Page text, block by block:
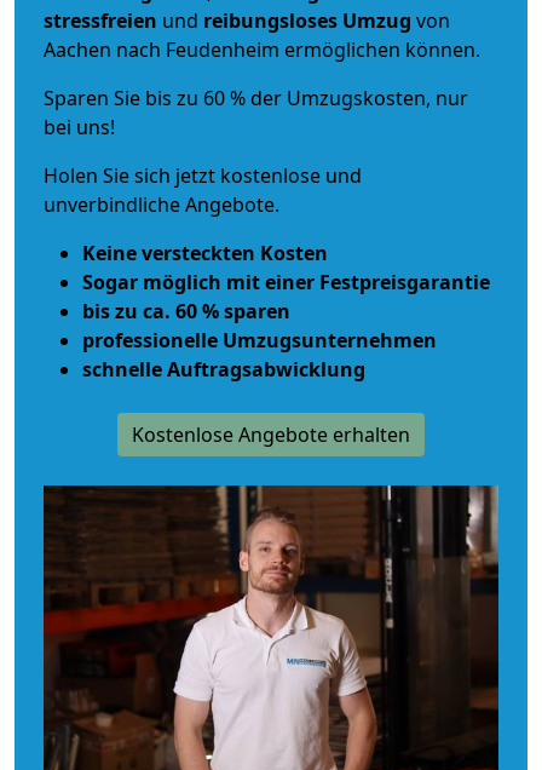
stressfreien und reibungsloses Umzug von
Aachen nach Feudenheim ermöglichen können.
Sparen Sie bis zu 60 % der Umzugskosten, nur
bei uns!
Holen Sie sich jetzt kostenlose und
unverbindliche Angebote.
Keine versteckten Kosten
Sogar möglich mit einer Festpreisgarantie
bis zu ca. 60 % sparen
professionelle Umzugsunternehmen
schnelle Auftragsabwicklung
Kostenlose Angebote erhalten